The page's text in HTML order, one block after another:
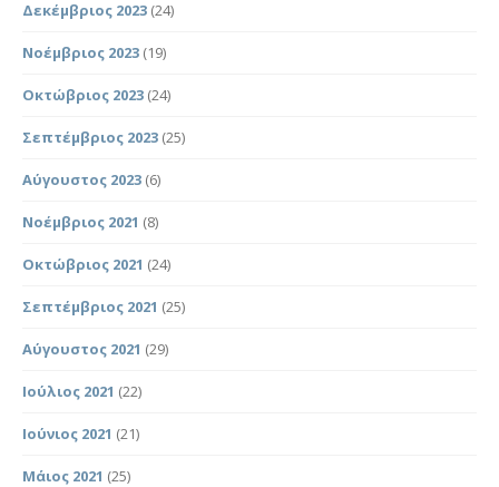
Δεκέμβριος 2023 (24)
Νοέμβριος 2023 (19)
Οκτώβριος 2023 (24)
Σεπτέμβριος 2023 (25)
Αύγουστος 2023 (6)
Νοέμβριος 2021 (8)
Οκτώβριος 2021 (24)
Σεπτέμβριος 2021 (25)
Αύγουστος 2021 (29)
Ιούλιος 2021 (22)
Ιούνιος 2021 (21)
Μάιος 2021 (25)